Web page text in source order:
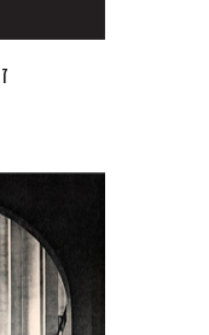
חגי